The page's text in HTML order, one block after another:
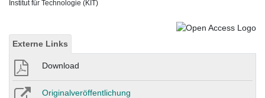
Institut für Technologie (KIT)
Externe Links
Download
Originalveröffentlichung